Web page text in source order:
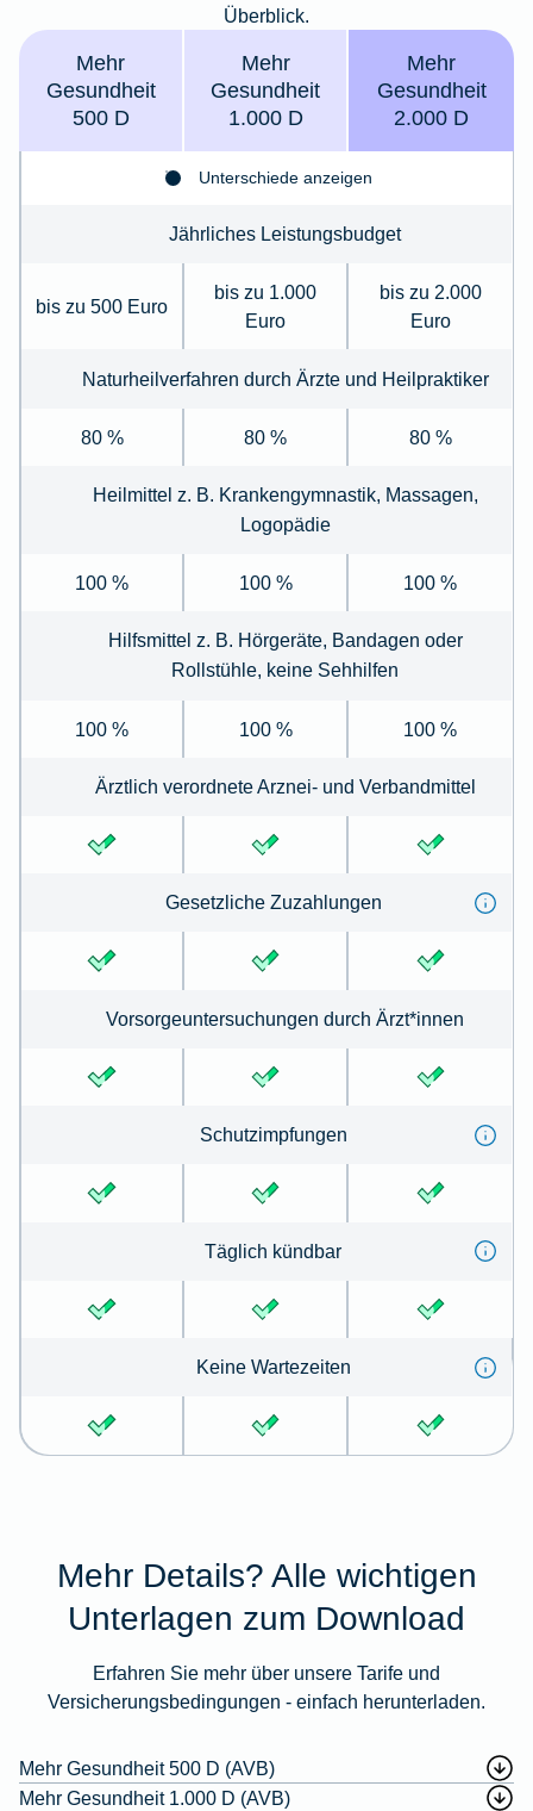
Überblick.
Mehr
Gesund­­heit
500 D
Mehr
Gesund­heit
1.000 D
Mehr
Gesund­heit
2.000 D
Unterschiede anzeigen
Jährliches Leistungsbudget
bis zu 500 Euro
bis zu 1.000
Euro
bis zu 2.000
Euro
Naturheilverfahren durch Ärzte und Heilpraktiker
80 % 80 % 80 %
Heilmittel z. B. Krankengymnastik, Massagen,
Logopädie
100 % 100 % 100 %
Hilfsmittel z. B. Hörgeräte, Bandagen oder
Rollstühle, keine Sehhilfen
100 % 100 % 100 %
Ärztlich verordnete Arznei- und Verbandmittel
Gesetzliche Zuzahlungen
Vorsorgeuntersuchungen durch Ärzt*innen
Schutzimpfungen
Täglich kündbar
Keine Wartezeiten
Mehr Details? Alle wichtigen
Unterlagen zum Download
Erfahren Sie mehr über unsere Tarife und
Versicherungsbedingungen - einfach herunterladen.
Mehr Gesundheit 500 D (AVB)
Mehr Gesundheit 1.000 D (AVB)